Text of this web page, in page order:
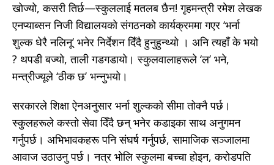
खोज्यो, कसरी तिर्छ—स्कुललाई मतलब छैन! गृहमन्त्री रमेश लेखक
एनप्याब्सन निजी विद्यालयको संगठनको कार्यक्रममा गएर ‘भर्ना
शुल्क धेरै नलिनू’ भनेर निर्देशन दिँदै हुनुहुन्थ्यो । अनि त्यहाँ के भयो
? थपडी बज्यो, ताली गडगडायो। स्कुलवालाहरूले ‘ल’ भने,
मन्त्रीज्यूले ‘ठीक छ’ भन्नुभयो।
सरकारले शिक्षा ऐनअनुसार भर्ना शुल्कको सीमा तोक्नै पर्छ।
स्कुलहरूले कस्तो सेवा दिँदै छन् भनेर कडाइका साथ अनुगमन
गर्नुपर्छ। अभिभावकहरू पनि संघर्ष गर्नुपर्छ, सामाजिक सञ्जालमा
आवाज उठाउनु पर्छ। नत्र भोलि स्कुलमा बच्चा होइन, करोडपति